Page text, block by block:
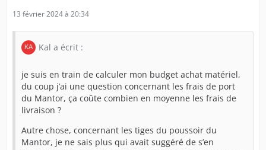
13 février 2024 à 20:34
Kal a écrit :
je suis en train de calculer mon budget achat matériel,
du coup j’ai une question concernant les frais de port
du Mantor, ça coûte combien en moyenne les frais de
livraison ?
Autre chose, concernant les tiges du poussoir du
Mantor, je ne sais plus qui avait suggéré de s’en